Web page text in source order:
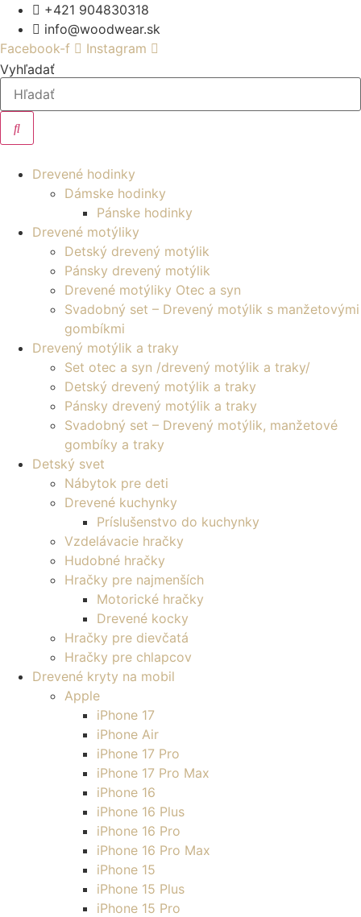
Preskočiť
obsah
+421 904830318
info@woodwear.sk
Facebook-f
Instagram
Vyhľadať
Drevené hodinky
Dámske hodinky
Pánske hodinky
Drevené motýliky
Detský drevený motýlik
Pánsky drevený motýlik
Drevené motýliky Otec a syn
Svadobný set – Drevený motýlik s manžetovými
gombíkmi
Drevený motýlik a traky
Set otec a syn /drevený motýlik a traky/
Detský drevený motýlik a traky
Pánsky drevený motýlik a traky
Svadobný set – Drevený motýlik, manžetové
gombíky a traky
Detský svet
Nábytok pre deti
Drevené kuchynky
Príslušenstvo do kuchynky
Vzdelávacie hračky
Hudobné hračky
Hračky pre najmenších
Motorické hračky
Drevené kocky
Hračky pre dievčatá
Hračky pre chlapcov
Drevené kryty na mobil
Apple
iPhone 17
iPhone Air
iPhone 17 Pro
iPhone 17 Pro Max
iPhone 16
iPhone 16 Plus
iPhone 16 Pro
iPhone 16 Pro Max
iPhone 15
iPhone 15 Plus
iPhone 15 Pro